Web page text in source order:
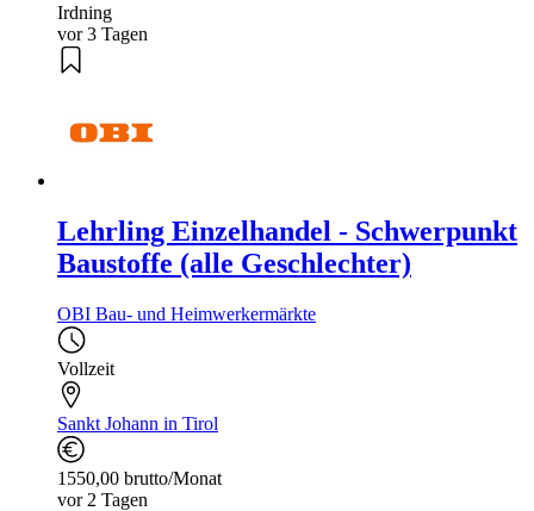
Irdning
vor 3 Tagen
Lehrling Einzelhandel - Schwerpunkt
Baustoffe (alle Geschlechter)
OBI Bau- und Heimwerkermärkte
Vollzeit
Sankt Johann in Tirol
1550,00 brutto/Monat
vor 2 Tagen